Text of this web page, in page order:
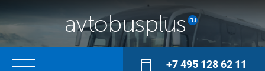
+7 495 128 62 11